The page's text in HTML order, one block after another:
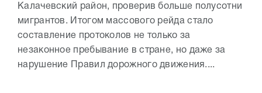
Калачевский район, проверив больше полусотни
мигрантов. Итогом массового рейда стало
составление протоколов не только за
незаконное пребывание в стране, но даже за
нарушение Правил дорожного движения....